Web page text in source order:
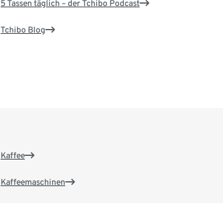
5 Tassen täglich – der Tchibo Podcast
Tchibo Blog
Kaffee
Kaffeemaschinen